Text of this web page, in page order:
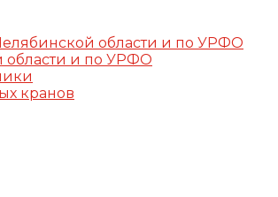
области и по УРФО
области и по УРФО
кранов